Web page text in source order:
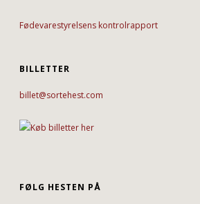
Fødevarestyrelsens kontrolrapport
BILLETTER
billet@sortehest.com
FØLG HESTEN PÅ